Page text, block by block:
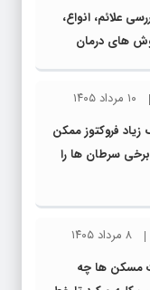
علائم، انواع،
های درمان
۱۰ مرداد ۱۴۰۵
فروکتوز ممکن
سرطان ها را
۸ مرداد ۱۴۰۵
مسکن ها چه